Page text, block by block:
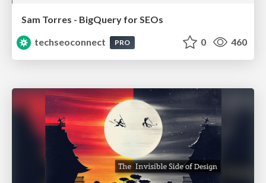
Sam Torres - BigQuery for SEOs
techseoconnect
PRO 0 460